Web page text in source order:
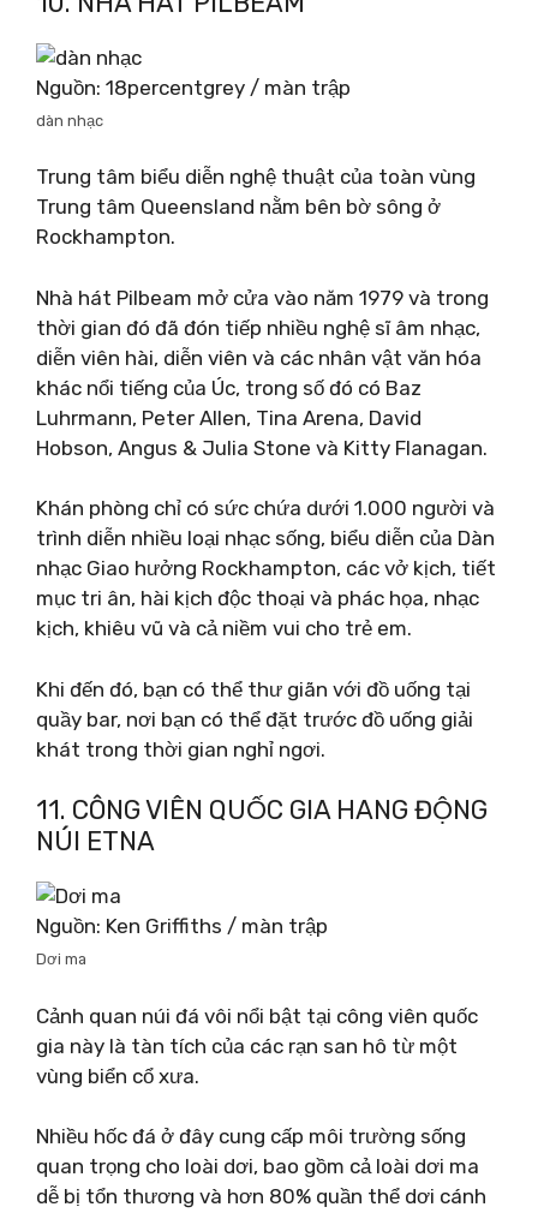
Nguồn: 18percentgrey / màn trập
dàn nhạc
Trung tâm biểu diễn nghệ thuật của toàn vùng
Trung tâm Queensland nằm bên bờ sông ở
Rockhampton.
Nhà hát Pilbeam mở cửa vào năm 1979 và trong
thời gian đó đã đón tiếp nhiều nghệ sĩ âm nhạc,
diễn viên hài, diễn viên và các nhân vật văn hóa
khác nổi tiếng của Úc, trong số đó có Baz
Luhrmann, Peter Allen, Tina Arena, David
Hobson, Angus & Julia Stone và Kitty Flanagan.
Khán phòng chỉ có sức chứa dưới 1.000 người và
trình diễn nhiều loại nhạc sống, biểu diễn của Dàn
nhạc Giao hưởng Rockhampton, các vở kịch, tiết
mục tri ân, hài kịch độc thoại và phác họa, nhạc
kịch, khiêu vũ và cả niềm vui cho trẻ em.
Khi đến đó, bạn có thể thư giãn với đồ uống tại
quầy bar, nơi bạn có thể đặt trước đồ uống giải
khát trong thời gian nghỉ ngơi.
11. CÔNG VIÊN QUỐC GIA HANG ĐỘNG
NÚI ETNA
Nguồn: Ken Griffiths / màn trập
Dơi ma
Cảnh quan núi đá vôi nổi bật tại công viên quốc
gia này là tàn tích của các rạn san hô từ một
vùng biển cổ xưa.
Nhiều hốc đá ở đây cung cấp môi trường sống
quan trọng cho loài dơi, bao gồm cả loài dơi ma
dễ bị tổn thương và hơn 80% quần thể dơi cánh